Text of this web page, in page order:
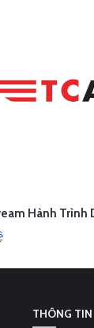
LIÊN HỆ
THÔNG TIN